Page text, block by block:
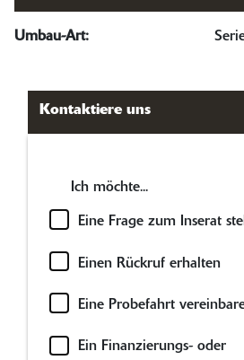
Umbau-Art:
Kontaktiere uns
Ich möchte...
Eine Frage zum Inserat
Einen Rückruf erhalten
Eine Probefahrt
Ein Finanzierungs- oder